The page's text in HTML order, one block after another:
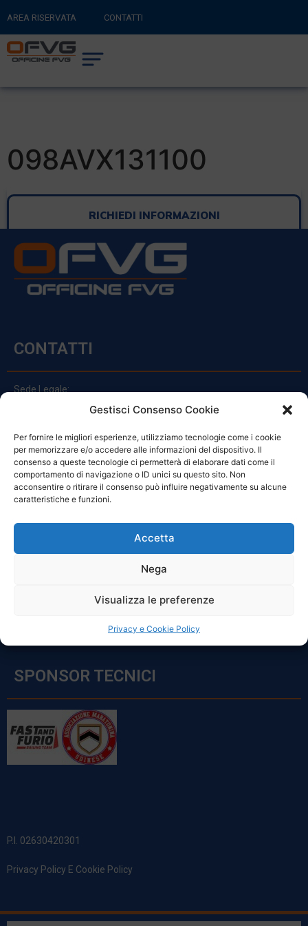
Gestisci Consenso Cookie
Per fornire le migliori esperienze, utilizziamo tecnologie come i cookie
per memorizzare e/o accedere alle informazioni del dispositivo. Il
consenso a queste tecnologie ci permetterà di elaborare dati come il
comportamento di navigazione o ID unici su questo sito. Non
acconsentire o ritirare il consenso può influire negativamente su alcune
caratteristiche e funzioni.
Accetta
Nega
Visualizza le preferenze
Privacy e Cookie Policy
AREA RISERVATA CONTATTI
RITORNA AL SITO PRINCIPALE
CARRELLO
098AVX131100
RICHIEDI INFORMAZIONI
CONTATTI
Sede Legale:
Via Principe Di Udine 144
clienti@officinefvg.it
info@officinefvg.it
posta@officinefvgpec.It
ORARI
Sabato: 8:00 – 12:00
SPONSOR TECNICI
P.I. 02630420301
Privacy Policy E Cookie Policy